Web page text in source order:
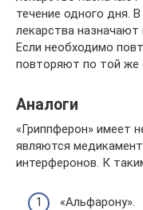
течение одного дня.
лекарства назначают
Если необходимо
повторяют по той же
Аналоги
«Гриппферон» имеет
являются
интерферонов. К
«Альфарону».